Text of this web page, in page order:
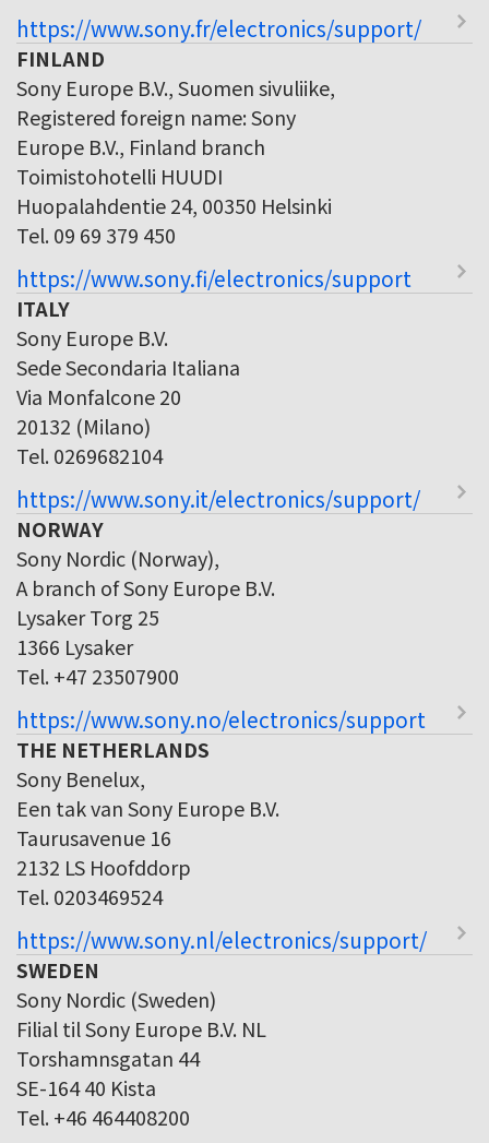
https://www.sony.fr/electronics/support/
FINLAND
Sony Europe B.V., Suomen sivuliike,
Registered foreign name: Sony
Europe B.V., Finland branch
Toimistohotelli HUUDI
Huopalahdentie 24, 00350 Helsinki
Tel. 09 69 379 450
https://www.sony.fi/electronics/support
ITALY
Sony Europe B.V.
Sede Secondaria Italiana
Via Monfalcone 20
20132 (Milano)
Tel. 0269682104
https://www.sony.it/electronics/support/
NORWAY
Sony Nordic (Norway),
A branch of Sony Europe B.V.
Lysaker Torg 25
1366 Lysaker
Tel. +47 23507900
https://www.sony.no/electronics/support
THE NETHERLANDS
Sony Benelux,
Een tak van Sony Europe B.V.
Taurusavenue 16
2132 LS Hoofddorp
Tel. 0203469524
https://www.sony.nl/electronics/support/
SWEDEN
Sony Nordic (Sweden)
Filial til Sony Europe B.V. NL
Torshamnsgatan 44
SE-164 40 Kista
Tel. +46 464408200